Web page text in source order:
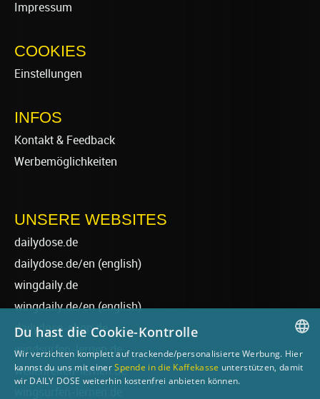
Impressum
COOKIES
Einstellungen
INFOS
Kontakt & Feedback
Werbemöglichkeiten
UNSERE WEBSITES
dailydose.de
dailydose.de/en (english)
wingdaily.de
wingdaily.de/en(english)
dailydose-shop.de
windsurfen-lernen.de
wellenreiten-lernen.de
GERMAN
Du hast die Cookie-Kontrolle
Wir verzichten komplett auf trackende/personalisierte Werbung. Hier
kannst du uns mit einerSpende in die Kaffekasse unterstützen, damit
wir DAILY DOSE weiterhin kostenfrei anbieten können.